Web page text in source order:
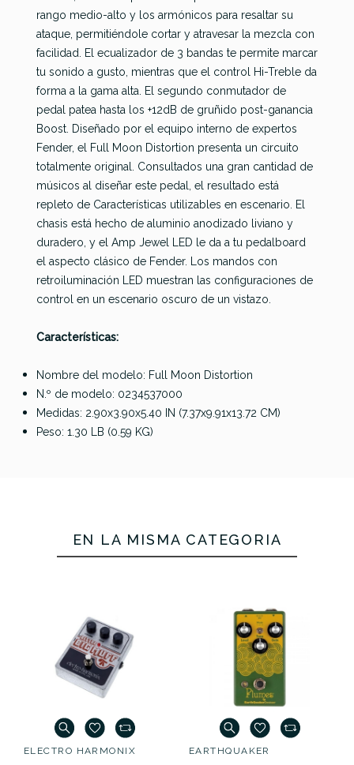
rango medio-alto y los armónicos para resaltar su
ataque, permitiéndole cortar y atravesar la mezcla con
facilidad. El ecualizador de 3 bandas te permite marcar
tu sonido a gusto, mientras que el control Hi-Treble da
forma a la gama alta. El segundo conmutador de
pedal patea hasta los +12dB de gruñido post-ganancia
Boost. Diseñado por el equipo interno de expertos
Fender, el Full Moon Distortion presenta un circuito
totalmente original. Consultados una gran cantidad de
músicos al diseñar este pedal, el resultado está
repleto de Características utilizables en escenario. El
chasis está hecho de aluminio anodizado liviano y
duradero, y el Amp Jewel LED le da a tu pedalboard
el aspecto clásico de Fender. Los mandos con
retroiluminación LED muestran las configuraciones de
control en un escenario oscuro de un vistazo.
Características:
Nombre del modelo: Full Moon Distortion
N.º de modelo: 0234537000
Medidas: 2.90x3.90x5.40 IN (7.37x9.91x13.72 CM)
Peso: 1.30 LB (0.59 KG)
MXR MC402
Boost/Overdrive
Tube
Screamer
Gold V2
177,00 € 173,01 € 172,00 € 169,00 €
No hay características para comparar
EN LA MISMA CATEGORÍA
ELECTRO HARMONIX EARTHQUAKER